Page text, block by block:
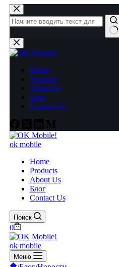
Перейти
к
сути
Ничего
не
Home
Products
About Us
Блог
Contact Us
ok mobile
Home
Products
About Us
Блог
Contact Us
Поиск
Корзина
0
ok mobile
Меню